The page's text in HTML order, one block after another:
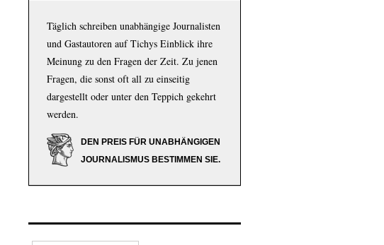
Täglich schreiben unabhängige Journalisten
und Gastautoren auf Tichys Einblick ihre
Meinung zu den Fragen der Zeit. Zu jenen
Fragen, die sonst oft all zu einseitig
dargestellt oder unter den Teppich gekehrt
werden.
DEN PREIS FÜR UNABHÄNGIGEN
JOURNALISMUS BESTIMMEN SIE.